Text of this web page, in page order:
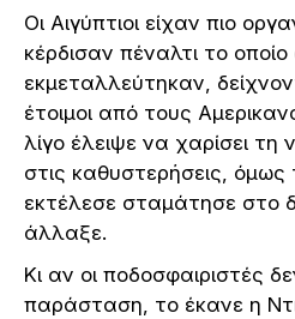
Οι Αιγύπτιοι είχαν πιο
κέρδισαν πέναλτι το
εκμεταλλεύτηκαν,
έτοιμοι από τους
λίγο έλειψε να χαρίσει τη
στις καθυστερήσεις,
εκτέλεσε σταμάτησε στο
άλλαξε.
Κι αν οι ποδοσφαιριστές
παράσταση, το έκανε η